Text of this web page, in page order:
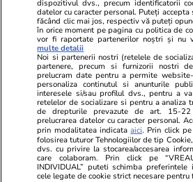
de cartier pentru un oraș din
România. Precizie de un
kilometru pentru temperaturi și
de doi metri pentru inundații
Știri România
5 Știri by Libertatea –
Actualitate: Cum arată
programul şcolar din 2026.
dispozitivul dvs., precum identificatorii
datelor cu caracter personal. Puteți
făcând clic mai jos, respectiv vă puteți
în orice moment pe pagina cu politica de
vor fi raportate partenerilor noștri și nu
multe detalii
Noi si partenerii nostri (retelele de
partenere, precum si furnizorii nostri
prelucram date pentru a permite
personaliza continutul si anunturile
interesele si/sau profilul dvs., pentru a
retelelor de socializare si pentru a analiza
de drepturile prevazute de art. 15-
prelucrarea datelor cu caracter personal.
prin modalitatea indicataaici. Prin click pe
folosirea tuturor Tehnologiilor de tip
dvs. cu privire la stocarea/accesarea
care colaboram. Prin click pe
INDIVIDUAL” puteti schimba
cele legate de cookie strict necesare